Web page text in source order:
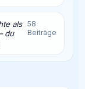
als
du
58
Beiträge